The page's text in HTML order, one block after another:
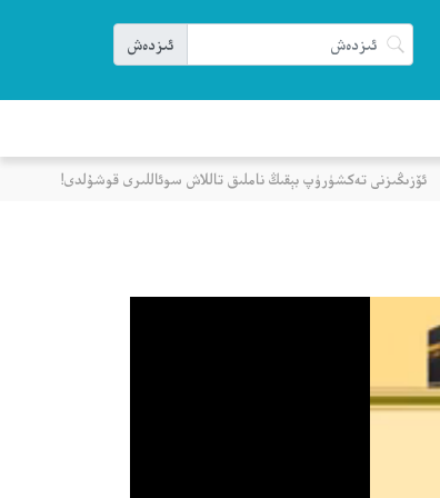
ئۆزىڭىزنى تەكشۈرۈپ بېقىڭ ناملىق تاللاش سوئاللىرى قوشۇلدى!